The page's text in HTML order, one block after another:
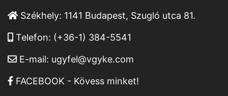
Székhely: 1141 Budapest, Szugló utca 81.
Telefon: (+36-1) 384-5541
E-mail: ugyfel@vgyke.com
FACEBOOK - Kövess minket!